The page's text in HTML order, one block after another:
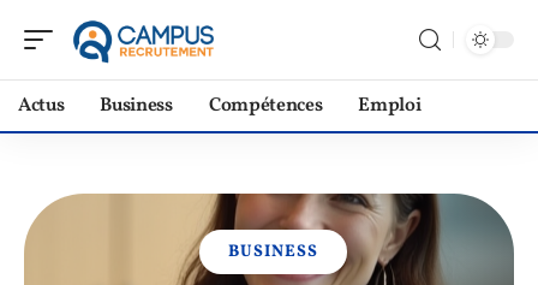
Actus Business Compétences Emploi
BUSINESS